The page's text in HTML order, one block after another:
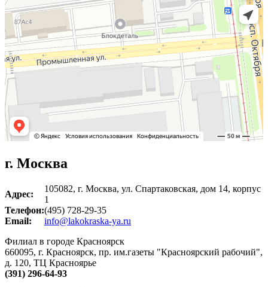
г. Москва
Адрес:
105082, г. Москва, ул. Спартаковская, дом 14, корпус
1
Телефон:(495) 728-29-35
Email:
info@lakokraska-ya.ru
Филиал в городе Красноярск
660095, г. Красноярск, пр. им.газеты "Красноярский рабочий",
д. 120, ТЦ Красноярье
(391) 296-64-93